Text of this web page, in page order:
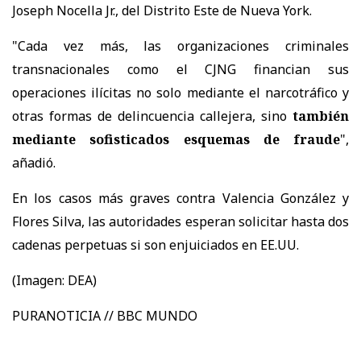
Joseph Nocella Jr., del Distrito Este de Nueva York.
"Cada vez más, las organizaciones criminales
transnacionales como el CJNG financian sus
operaciones ilícitas no solo mediante el narcotráfico y
otras formas de delincuencia callejera, sino también
mediante sofisticados esquemas de fraude",
añadió.
En los casos más graves contra Valencia González y
Flores Silva, las autoridades esperan solicitar hasta dos
cadenas perpetuas si son enjuiciados en EE.UU.
(Imagen: DEA)
PURANOTICIA // BBC MUNDO